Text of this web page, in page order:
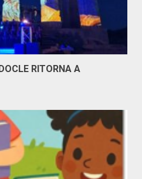
RITORNA A